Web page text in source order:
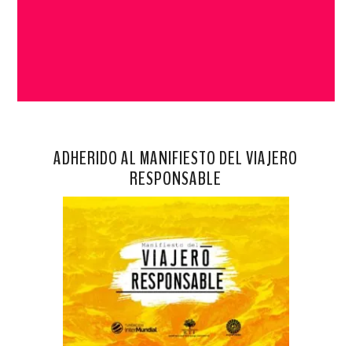
ADHERIDO AL MANIFIESTO DEL VIAJERO
RESPONSABLE